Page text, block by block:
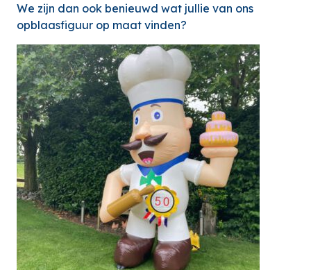
We zijn dan ook benieuwd wat jullie van ons
opblaasfiguur op maat vinden?